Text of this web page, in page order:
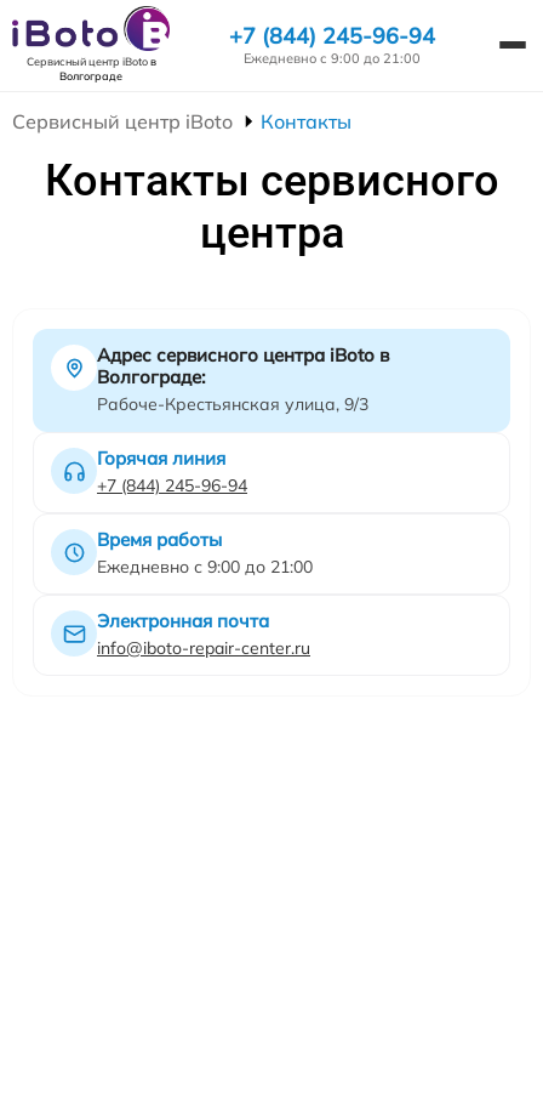
Сервисный центр iBotoв
Волгограде
+7 (844) 245-96-94
Ежедневно с 9:00 до 21:00
Сервисный центр iBoto Контакты
Контакты сервисного
центра
Адрес сервисного центра iBoto в
Волгограде:
Рабоче-Крестьянская улица, 9/3
Горячая линия
+7 (844) 245-96-94
Время работы
Ежедневно с 9:00 до 21:00
Электронная почта
info@iboto-repair-center.ru